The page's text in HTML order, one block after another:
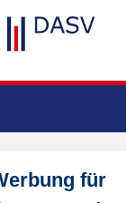
für